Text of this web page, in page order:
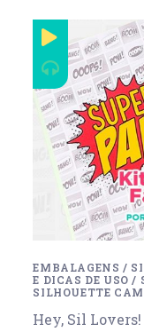
EMBALAGENS /
E DICAS DE USO /
SILHOUETTE
Hey, Sil